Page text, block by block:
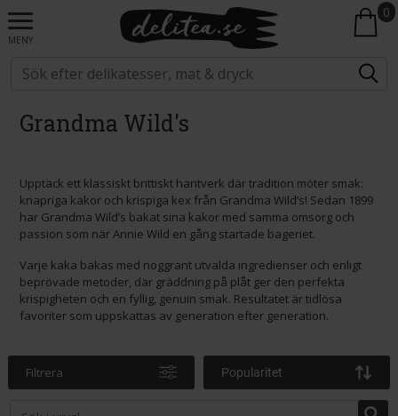
MENY
0
Grandma Wild's
Upptäck ett klassiskt brittiskt hantverk där tradition möter smak:
knapriga kakor och krispiga kex från Grandma Wild’s! Sedan 1899
har Grandma Wild’s bakat sina kakor med samma omsorg och
passion som när Annie Wild en gång startade bageriet.
Varje kaka bakas med noggrant utvalda ingredienser och enligt
beprövade metoder, där gräddning på plåt ger den perfekta
krispigheten och en fyllig, genuin smak. Resultatet är tidlösa
favoriter som uppskattas av generation efter generation.
Filtrera Popularitet